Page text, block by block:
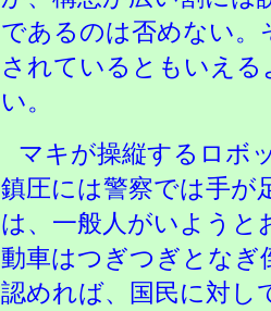
であるのは否めない。
されているともいえ
い。
マキが操縦するロボ
鎮圧には警察では手が
は、一般人がいようと
動車はつぎつぎとなぎ
認めれば、国民に対し